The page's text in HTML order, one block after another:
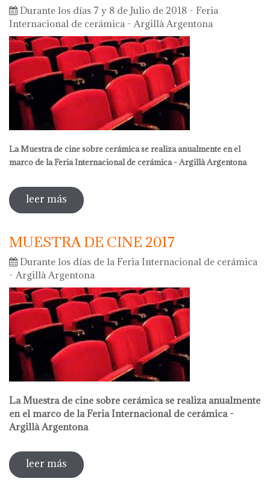
Durante los días 7 y 8 de Julio de 2018 - Feria
Internacional de cerámica - Argillà Argentona
La Muestra de cine sobre cerámica se realiza anualmente en el
marco de la Feria Internacional de cerámica - Argillà Argentona
leer más sobre muestra de cine sobre cerámica
2018
MUESTRA DE CINE 2017
Durante los días de la Feria Internacional de cerámica
- Argillà Argentona
La Muestra de cine sobre cerámica se realiza anualmente
en el marco de la Feria Internacional de cerámica -
Argillà Argentona
leer más sobre muestra de cine 2017